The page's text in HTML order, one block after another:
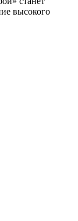
высокого